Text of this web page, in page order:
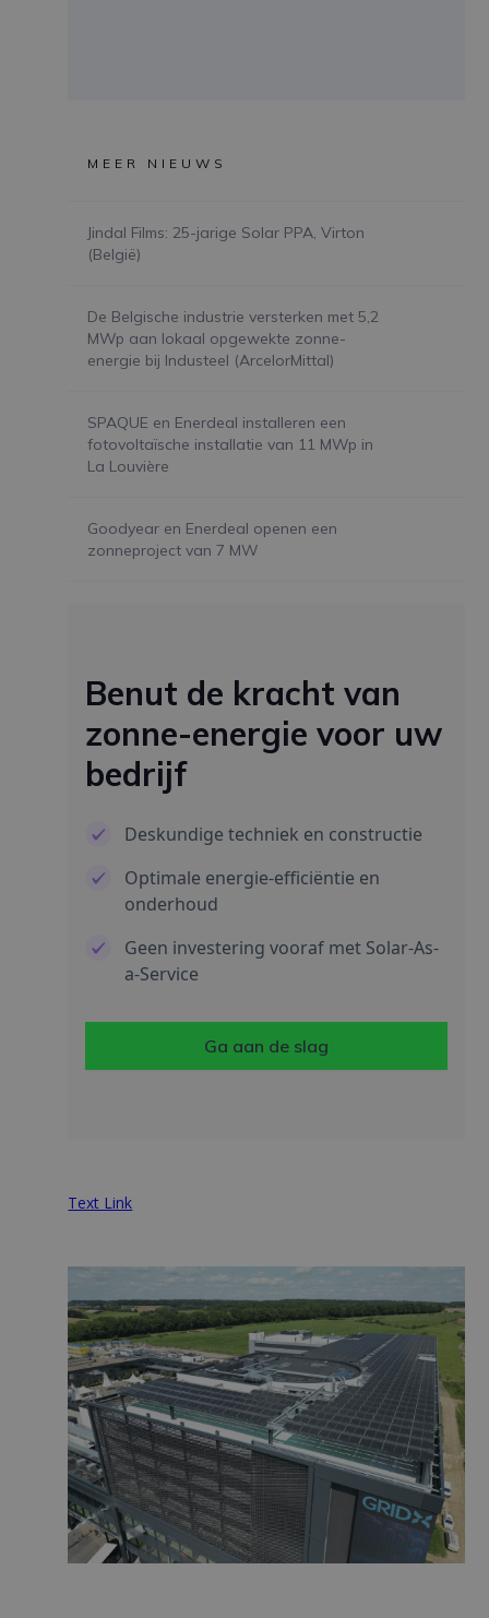
Text Link
MEER NIEUWS
Jindal Films: 25-jarige Solar PPA, Virton
(België)
De Belgische industrie versterken met 5,2
MWp aan lokaal opgewekte zonne-
energie bij Industeel (ArcelorMittal)
SPAQUE en Enerdeal installeren een
fotovoltaïsche installatie van 11 MWp in
La Louvière
Goodyear en Enerdeal openen een
zonneproject van 7 MW
Benut de kracht van
zonne-energie voor uw
bedrijf
Deskundige techniek en constructie
Optimale energie-efficiëntie en
onderhoud
Geen investering vooraf met Solar-As-
a-Service
Ga aan de slag